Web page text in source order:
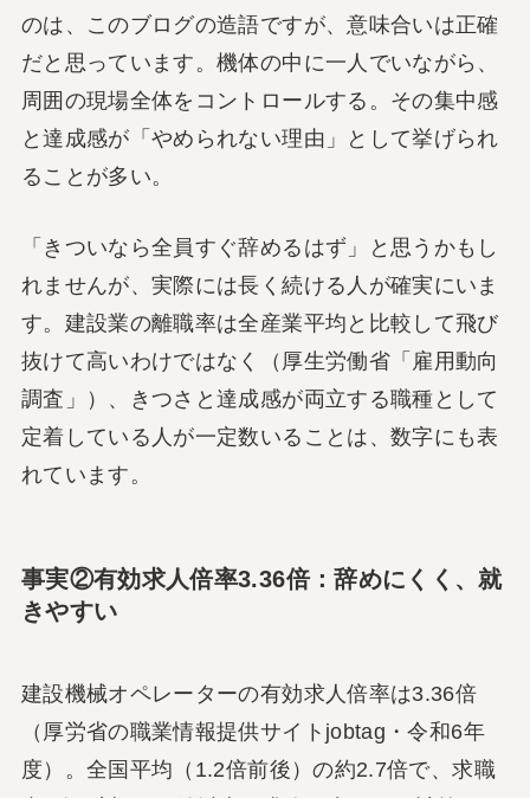
のは、このブログの造語ですが、意味合いは正確
だと思っています。機体の中に一人でいながら、
周囲の現場全体をコントロールする。その集中感
と達成感が「やめられない理由」として挙げられ
ることが多い。
「きついなら全員すぐ辞めるはず」と思うかもし
れませんが、実際には長く続ける人が確実にいま
す。建設業の離職率は全産業平均と比較して飛び
抜けて高いわけではなく（厚生労働省「雇用動向
調査」）、きつさと達成感が両立する職種として
定着している人が一定数いることは、数字にも表
れています。
事実②有効求人倍率3.36倍：辞めにくく、就
きやすい
建設機械オペレーターの有効求人倍率は3.36倍
（厚労省の職業情報提供サイトjobtag・令和6年
度）。全国平均（1.2倍前後）の約2.7倍で、求職